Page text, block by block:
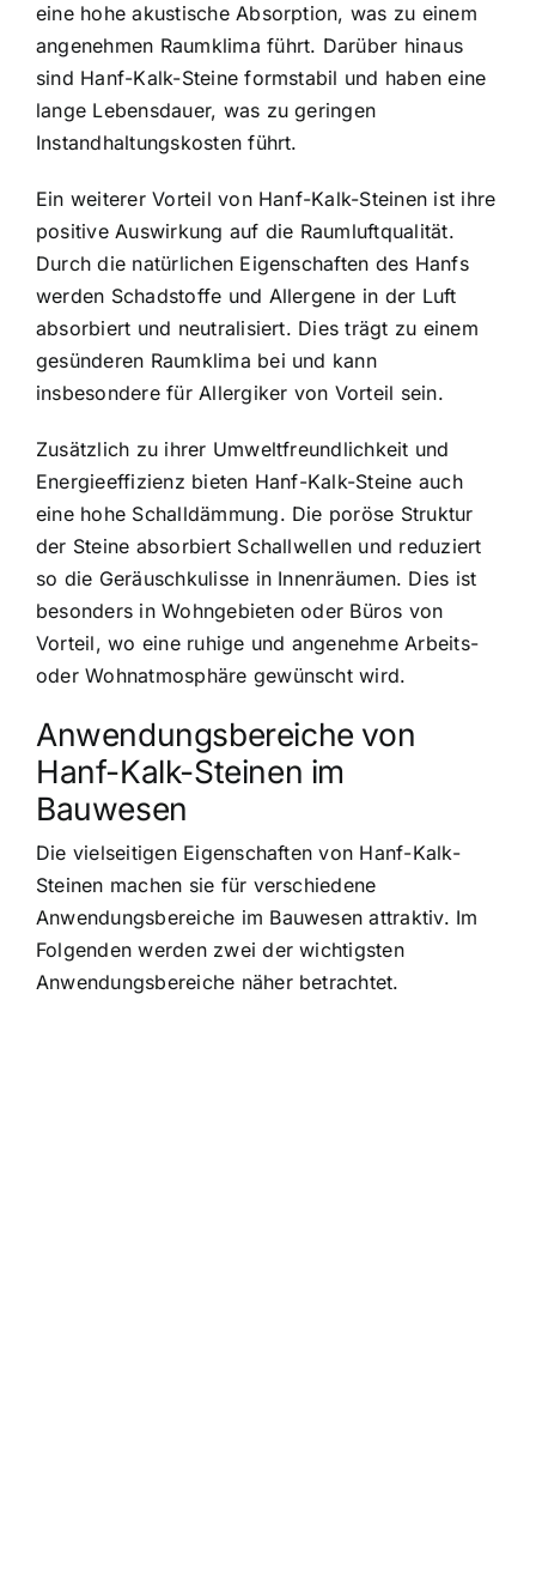
eine hohe akustische Absorption, was zu einem
angenehmen Raumklima führt. Darüber hinaus
sind Hanf-Kalk-Steine formstabil und haben eine
lange Lebensdauer, was zu geringen
Instandhaltungskosten führt.
Ein weiterer Vorteil von Hanf-Kalk-Steinen ist ihre
positive Auswirkung auf die Raumluftqualität.
Durch die natürlichen Eigenschaften des Hanfs
werden Schadstoffe und Allergene in der Luft
absorbiert und neutralisiert. Dies trägt zu einem
gesünderen Raumklima bei und kann
insbesondere für Allergiker von Vorteil sein.
Zusätzlich zu ihrer Umweltfreundlichkeit und
Energieeffizienz bieten Hanf-Kalk-Steine auch
eine hohe Schalldämmung. Die poröse Struktur
der Steine absorbiert Schallwellen und reduziert
so die Geräuschkulisse in Innenräumen. Dies ist
besonders in Wohngebieten oder Büros von
Vorteil, wo eine ruhige und angenehme Arbeits-
oder Wohnatmosphäre gewünscht wird.
Anwendungsbereiche von
Hanf-Kalk-Steinen im
Bauwesen
Die vielseitigen Eigenschaften von Hanf-Kalk-
Steinen machen sie für verschiedene
Anwendungsbereiche im Bauwesen attraktiv. Im
Folgenden werden zwei der wichtigsten
Anwendungsbereiche näher betrachtet.